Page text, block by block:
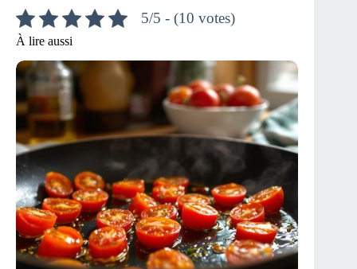
5/5 - (10 votes)
À lire aussi